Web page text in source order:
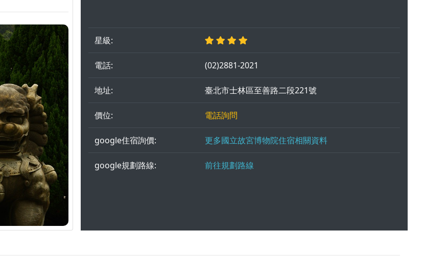
星級:
電話: (02)2881-2021
地址: 臺北市士林區至善路二段221號
價位: 電話詢問
google住宿詢價: 更多國立故宮博物院住宿相關資料
google規劃路線: 前往規劃路線